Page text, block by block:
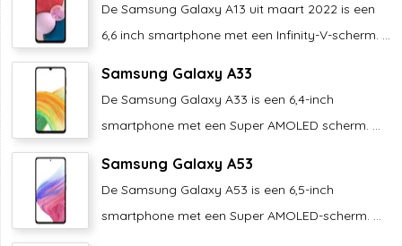
De Samsung Galaxy A13 uit maart 2022 is een
6,6 inch smartphone met een Infinity-V-scherm. ...
Samsung Galaxy A33
De Samsung Galaxy A33 is een 6,4-inch
smartphone met een Super AMOLED scherm. ...
Samsung Galaxy A53
De Samsung Galaxy A53 is een 6,5-inch
smartphone met een Super AMOLED-scherm. ...